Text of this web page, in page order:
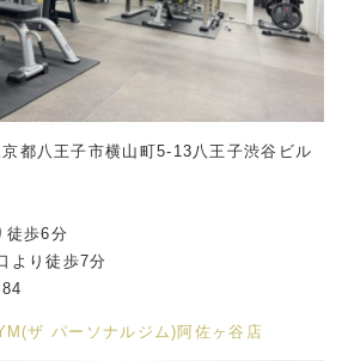
都八王子市横山町5-13八王子渋谷ビル
歩6分
より徒歩7分
ザ パーソナルジム)阿佐ヶ谷店